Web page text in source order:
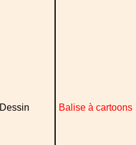
Dessin Balise à cartoons